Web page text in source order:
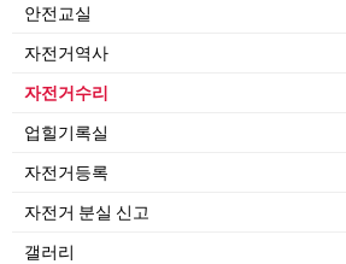
안전교실
자전거역사
자전거수리
업힐기록실
자전거등록
자전거 분실 신고
갤러리